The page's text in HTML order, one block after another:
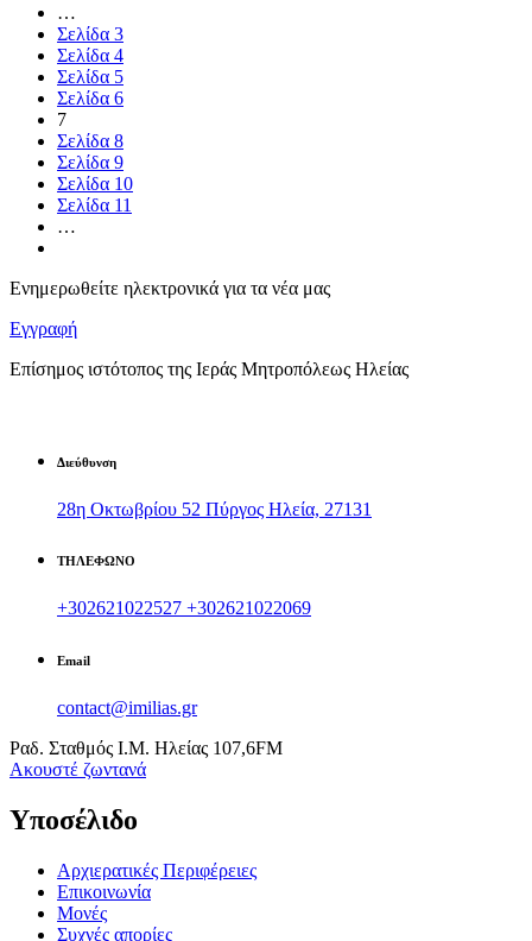
…
Σελίδα 3
Σελίδα 4
Σελίδα 5
Σελίδα 6
7
Σελίδα 8
Σελίδα 9
Σελίδα 10
Σελίδα 11
…
Ενημερωθείτε ηλεκτρονικά για τα νέα μας
Εγγραφή
Επίσημος ιστότοπος της Ιεράς Μητροπόλεως Ηλείας
Διεύθυνση
28η Οκτωβρίου 52 Πύργος Ηλεία, 27131
ΤΗΛΕΦΩΝΟ
+302621022527 +302621022069
Email
contact@imilias.gr
Ραδ. Σταθμός Ι.Μ. Ηλείας 107,6FM
Aκουστέ ζωντανά
Υποσέλιδο
Αρχιερατικές Περιφέρειες
Επικοινωνία
Μονές
Συχνές απορίες